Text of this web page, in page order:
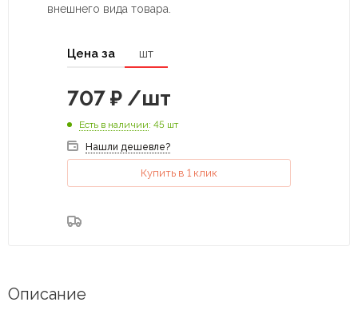
внешнего вида товара.
Цена за шт
707 ₽ /шт
Есть в наличии: 45 шт
Нашли дешевле?
Купить в 1 клик
Описание